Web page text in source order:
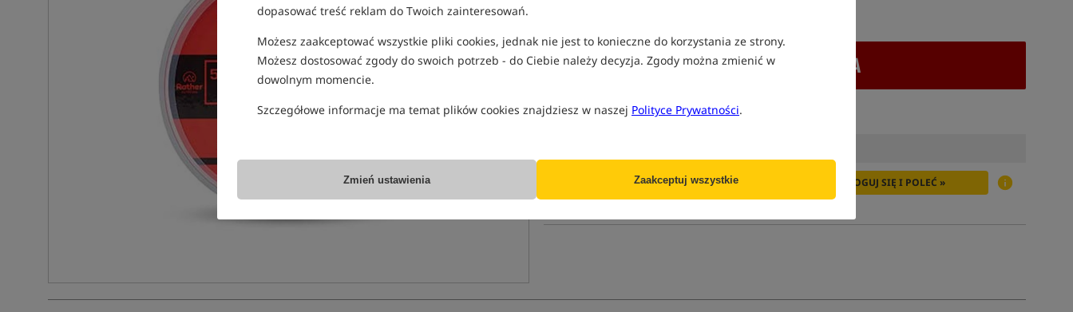
dopasować treść reklam do Twoich zainteresowań.
Możesz zaakceptować wszystkie pliki cookies, jednak nie jest to konieczne do korzystania ze strony.
Możesz dostosować zgody do swoich potrzeb - do Ciebie należy decyzja. Zgody można zmienić w
dowolnym momencie.
Szczegółowe informacje ma temat plików cookies znajdziesz w naszej Polityce Prywatności.
Zmień ustawienia Zaakceptuj wszystkie
+ DODAJ DO KOSZYKA
Producent: Spomb
Poleć ten produkt znajomym: ZALOGUJ SIĘ I POLEĆ »